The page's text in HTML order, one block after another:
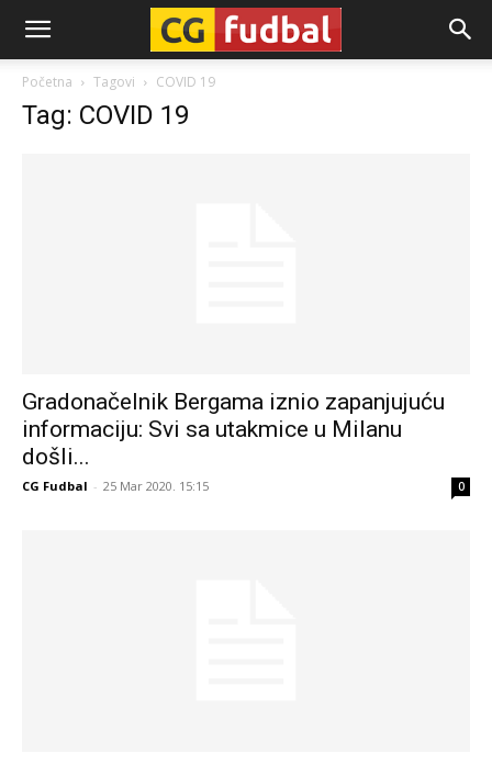
CG-
Fudbal
Početna Tagovi COVID 19
Tag: COVID 19
Gradonačelnik Bergama iznio zapanjujuću
informaciju: Svi sa utakmice u Milanu
došli...
CG Fudbal - 25 Mar 2020. 15:15 0